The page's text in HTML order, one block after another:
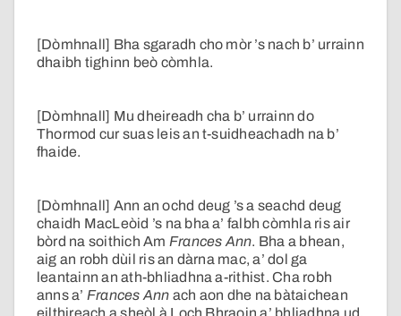
[Dòmhnall] Bha sgaradh cho mòr ’s nach b’ urrainn
dhaibh tighinn beò còmhla.
[Dòmhnall] Mu dheireadh cha b’ urrainn do
Thormod cur suas leis an t-suidheachadh na b’
fhaide.
[Dòmhnall] Ann an ochd deug ’s a seachd deug
chaidh MacLeòid ’s na bha a’ falbh còmhla ris air
bòrd na soithich Am Frances Ann. Bha a bhean,
aig an robh dùil ris an dàrna mac, a’ dol ga
leantainn an ath-bhliadhna a-rithist. Cha robh
anns a’ Frances Ann ach aon dhe na bàtaichean